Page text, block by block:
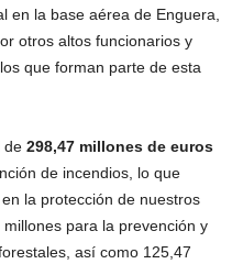
en la base aérea de Enguera,
otros altos funcionarios y
que forman parte de esta
de 298,47 millones de euros
de incendios, lo que
la protección de nuestros
para la prevención y
así como 125,47